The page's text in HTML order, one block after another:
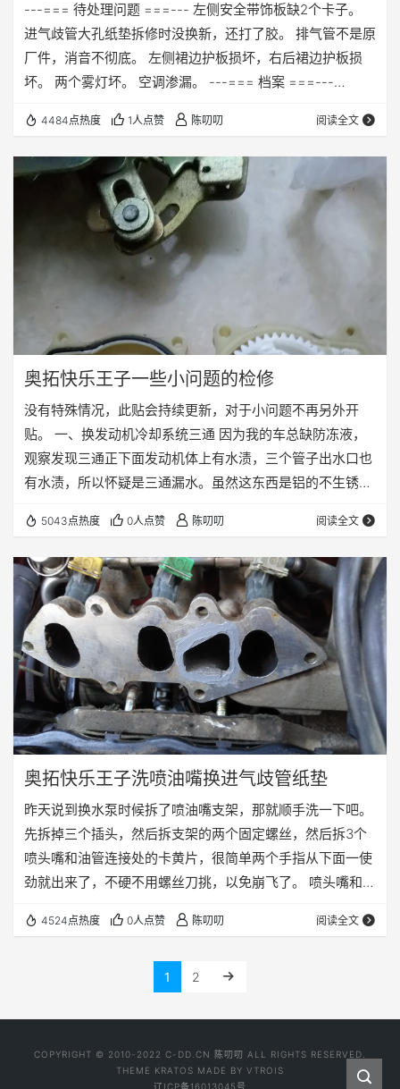
---=== 待处理问题 ===--- 左侧安全带饰板缺2个卡子。
进气歧管大孔纸垫拆修时没换新，还打了胶。 排气管不是原
厂件，消音不彻底。 左侧裙边护板损坏，右后裙边护板损
坏。 两个雾灯坏。 空调渗漏。 ---=== 档案 ===---
里。 2018.07.25 车不制冷，在路边店检查发现制冷系统渗
漏。因为不是很严重，暂时没查漏点，充了2罐雪种先用着
（按手册说应该加3罐，但是小工按表加了2罐说可以了），
后来记录大概坚持到10月中。 顺便检查了底…
4484点热度 1人点赞 陈叨叨 阅读全文
奥拓快乐王子一些小问题的检修
没有特殊情况，此贴会持续更新，对于小问题不再另外开
贴。 一、换发动机冷却系统三通 因为我的车总缺防冻液，
观察发现三通正下面发动机体上有水渍，三个管子出水口也
有水渍，所以怀疑是三通漏水。虽然这东西是铝的不生锈，
隙处形成结晶，最后越漏越严重。而且结晶不好清理，索性
换胶管连三通都一起换了。不过后来证实是水泵水封坏了漏
水，不是三通。 这是个挺麻烦的过程，本来是结构倒不复
杂，但是因为不好干活，花了很长时间。 这个车水箱没有排
水口，排水就直接拆散热器下水软管和回水铁管连接那个…
5043点热度 0人点赞 陈叨叨 阅读全文
奥拓快乐王子洗喷油嘴换进气歧管纸垫
昨天说到换水泵时候拆了喷油嘴支架，那就顺手洗一下吧。
先拆掉三个插头，然后拆支架的两个固定螺丝，然后拆3个
喷头嘴和油管连接处的卡黄片，很简单两个手指从下面一使
劲就出来了，不硬不用螺丝刀挑，以免崩飞了。 喷头嘴和油
了。 拆下来的样子，感觉积炭不是很多，毕竟才3W的车。
磁阀就打开了，也就是通了。 拿着化清剂从后面喷，能看见
4524点热度 0人点赞 陈叨叨 阅读全文
1 2
COPYRIGHT © 2010-2022 C-DD.CN 陈叨叨 ALL RIGHTS RESERVED.
THEME KRATOS MADE BY VTROIS
辽ICP备16013045号